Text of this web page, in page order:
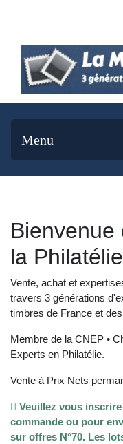
Menu
Bienvenue
la Philatélie
Vente, achat et
travers 3 générations
timbres de France et
Membre de la CNEP •
Experts en Philatélie.
Vente à Prix Nets
Veuillez vous
commande ou pour
sur offres N°70. Les